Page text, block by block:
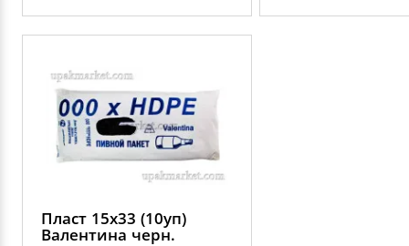
Пласт 15х33 (10уп)
Валентина черн.